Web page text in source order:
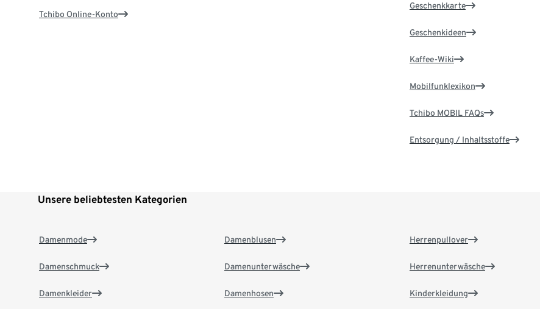
Tchibo Online-Konto
Geschenkkarte
Geschenkideen
Kaffee-Wiki
Mobilfunklexikon
Tchibo MOBIL FAQs
Entsorgung / Inhaltsstoffe
Unsere beliebtesten Kategorien
Damenmode
Damenschmuck
Damenkleider
Damenblusen
Damenunterwäsche
Damenhosen
Herrenpullover
Herrenunterwäsche
Kinderkleidung